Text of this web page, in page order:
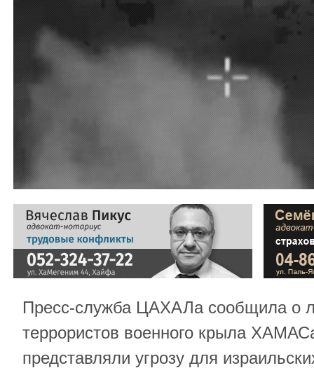
Пресс-служба ЦАХАЛа сообщила о
террористов военного крыла
представляли угрозу для